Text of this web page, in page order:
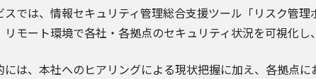
スでは、情報セキュリティ管理総合支援ツール「リスク管
リモート環境で各社・各拠点のセキュリティ状況を可視化し
には、本社へのヒアリングによる現状把握に加え、各拠点